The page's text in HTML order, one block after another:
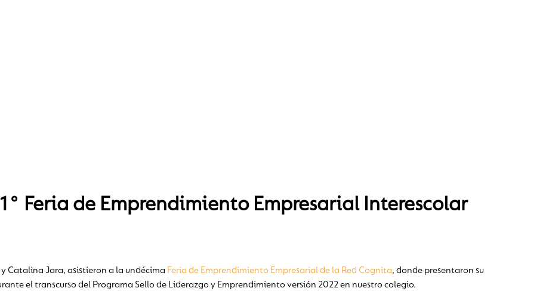
Feria de Emprendimiento Empresarial Interescolar
Catalina Jara, asistieron a la undécima Feria de Emprendimiento Empresarial de la Red Cognita, donde presentaron su
el transcurso del Programa Sello de Liderazgo y Emprendimiento versión 2022 en nuestro colegio.